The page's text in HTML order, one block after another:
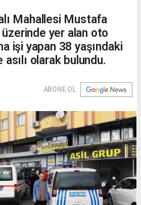
Mahallesi Mustafa
yer alan oto
işi yapan 38 yaşındaki
olarak bulundu.
ABONE OL